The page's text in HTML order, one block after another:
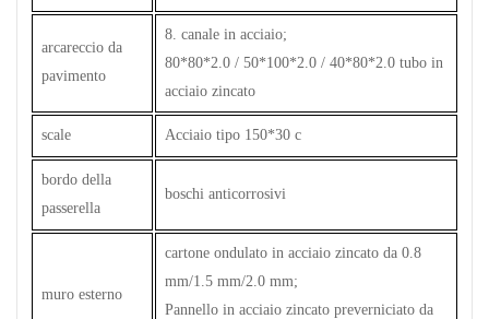
arcareccio da
pavimento
8. canale in acciaio;
80*80*2.0 / 50*100*2.0 / 40*80*2.0 tubo in
acciaio zincato
scale Acciaio tipo 150*30 c
bordo della
passerella
boschi anticorrosivi
muro esterno
cartone ondulato in acciaio zincato da 0.8
mm/1.5 mm/2.0 mm;
Pannello in acciaio zincato preverniciato da